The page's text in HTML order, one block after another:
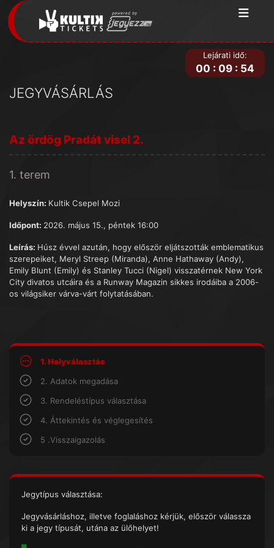
JEGYVÁSÁRLÁS
Lejárati idő:
00 : 09 : 54
Az ördög Pradát visel 2.
1. terem
Helyszín: Kultik Csepel Mozi
Időpont: 2026. május 15., péntek 16:00
Leírás: Húsz évvel azután, hogy először eljátszották emblematikus
szerepeiket, Meryl Streep (Miranda), Anne Hathaway (Andy),
Emily Blunt (Emily) és Stanley Tucci (Nigel) visszatérnek New York
City divatos utcáira és a Runway Magazin sikkes irodáiba a 2006-
os világsiker várva-várt folytatásában.
1. Helyválasztás
2. Adatok megadása
3. Rendeléstípus választása
4. Áttekintés és véglegesítés
5 .Visszaigazolás
Jegytípus választása:
Jegyvásárláshoz, illetve foglaláshoz kérjük, először válassza
ki a jegy típusát, utána az ülőhelyet!